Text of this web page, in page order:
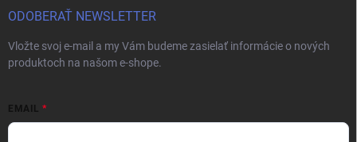
ODOBERAŤ NEWSLETTER
Vložte svoj e-mail a my Vám budeme zasielať informácie o nových
produktoch na našom e-shope.
EMAIL